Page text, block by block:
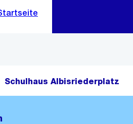
ein
Schulhaus Albisriederplatz